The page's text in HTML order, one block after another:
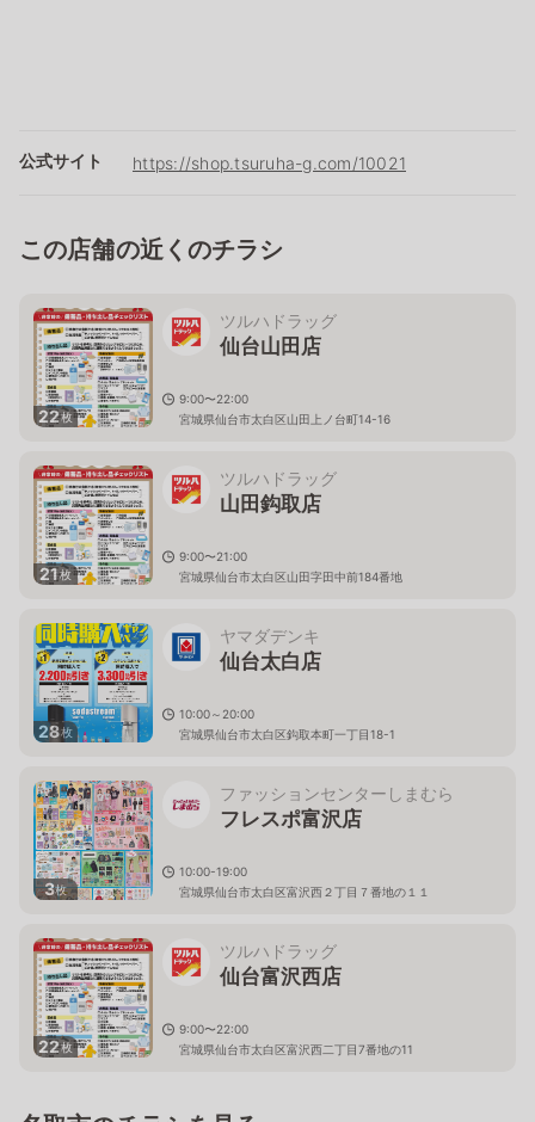
公式サイト https://shop.tsuruha-g.com/10021
この店舗の近くのチラシ
22枚
ツルハドラッグ
仙台山田店
9:00〜22:00
宮城県仙台市太白区山田上ノ台町14-16
21枚
ツルハドラッグ
山田鈎取店
9:00〜21:00
宮城県仙台市太白区山田字田中前184番地
28枚
ヤマダデンキ
仙台太白店
10:00～20:00
宮城県仙台市太白区鈎取本町一丁目18-1
3枚
ファッションセンターしまむら
フレスポ富沢店
10:00-19:00
宮城県仙台市太白区富沢西２丁目７番地の１１
22枚
ツルハドラッグ
仙台富沢西店
9:00〜22:00
宮城県仙台市太白区富沢西二丁目7番地の11